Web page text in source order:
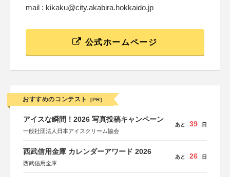
mail : kikaku@city.akabira.hokkaido.jp
公式ホームページ
おすすめのコンテスト [PR]
アイスな瞬間！2026 写真投稿キャンペーン
一般社団法人日本アイスクリーム協会
あと 39 日
西武信用金庫 カレンダーアワード 2026
西武信用金庫
あと 26 日